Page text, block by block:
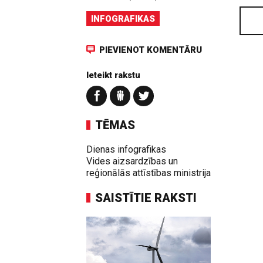
INFOGRAFIKAS
PIEVIENOT KOMENTĀRU
Ieteikt rakstu
TĒMAS
Dienas infografikas
Vides aizsardzības un
reģionālās attīstības ministrija
SAISTĪTIE RAKSTI